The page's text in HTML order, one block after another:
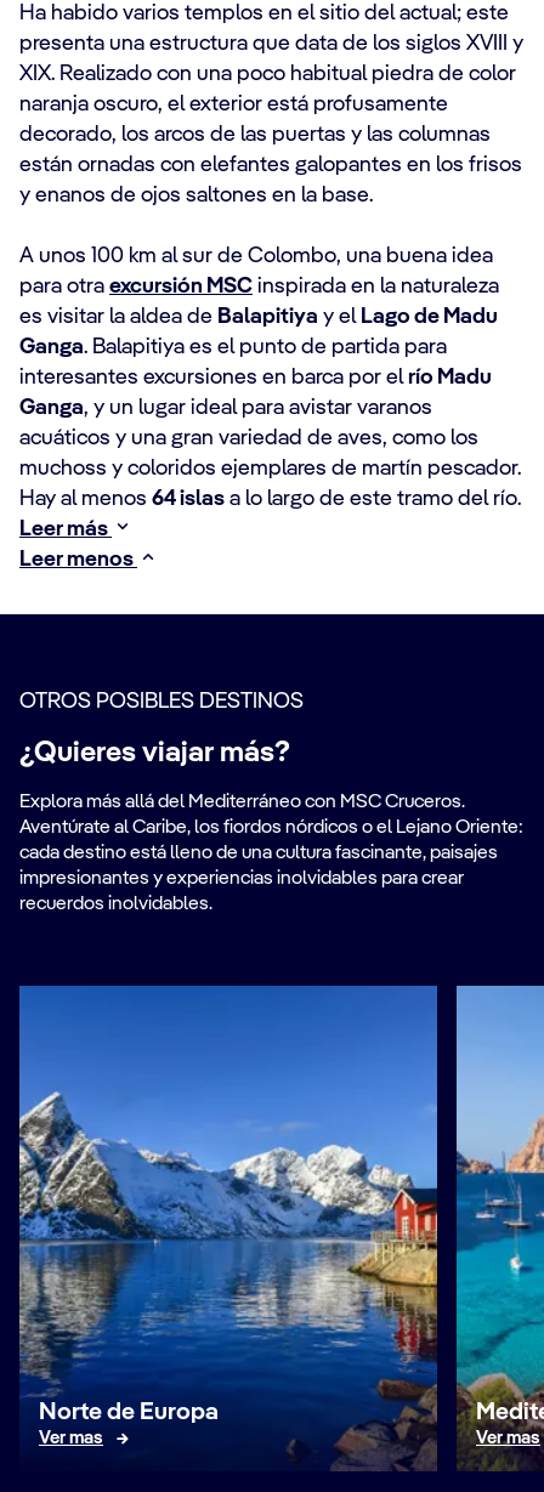
Ha habido varios templos en el sitio del actual; este
presenta una estructura que data de los siglos XVIII y
XIX. Realizado con una poco habitual piedra de color
naranja oscuro, el exterior está profusamente
decorado, los arcos de las puertas y las columnas
están ornadas con elefantes galopantes en los frisos
y enanos de ojos saltones en la base.
A unos 100 km al sur de Colombo, una buena idea
para otra excursión MSC inspirada en la naturaleza
es visitar la aldea de Balapitiya y el Lago de Madu
Ganga. Balapitiya es el punto de partida para
interesantes excursiones en barca por elrío Madu
Ganga, y un lugar ideal para avistar varanos
acuáticos y una gran variedad de aves, como los
muchoss y coloridos ejemplares de martín pescador.
Hay al menos 64 islas a lo largo de este tramo del río.
Leer más
Leer menos
OTROS POSIBLES DESTINOS
¿Quieres viajar más?
Explora más allá del Mediterráneo con MSC Cruceros.
Aventúrate al Caribe, los fiordos nórdicos o el Lejano Oriente:
cada destino está lleno de una cultura fascinante, paisajes
impresionantes y experiencias inolvidables para crear
recuerdos inolvidables.
Norte de Europa
Ver mas Ver mas